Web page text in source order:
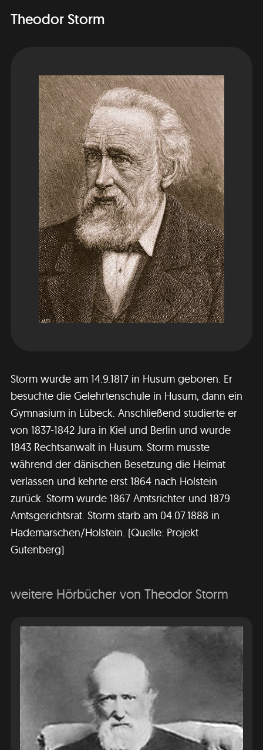
Theodor Storm
Storm wurde am 14.9.1817 in Husum geboren. Er
besuchte die Gelehrtenschule in Husum, dann ein
Gymnasium in Lübeck. Anschließend studierte er
von 1837-1842 Jura in Kiel und Berlin und wurde
1843 Rechtsanwalt in Husum. Storm musste
während der dänischen Besetzung die Heimat
verlassen und kehrte erst 1864 nach Holstein
zurück. Storm wurde 1867 Amtsrichter und 1879
Amtsgerichtsrat. Storm starb am 04.07.1888 in
Hademarschen/Holstein. (Quelle: Projekt
Gutenberg)
weitere Hörbücher von Theodor Storm